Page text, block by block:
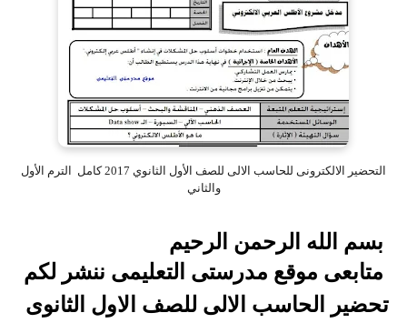
التحضير الالكترونى للحاسب الالى للصف الأول الثانوي 2017 كامل الترم الأول
والثاني
بسم الله الرحمن الرحيم
متابعى موقع مدرستى التعليمى ننشر لكم
تحضير الحاسب الالى للصف الاول الثانوى